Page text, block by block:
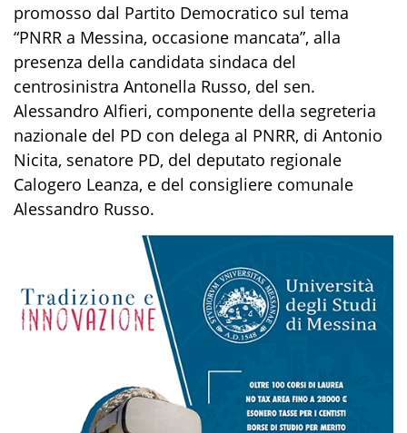
promosso dal Partito Democratico sul tema
“PNRR a Messina, occasione mancata”, alla
presenza della candidata sindaca del
centrosinistra Antonella Russo, del sen.
Alessandro Alfieri, componente della segreteria
nazionale del PD con delega al PNRR, di Antonio
Nicita, senatore PD, del deputato regionale
Calogero Leanza, e del consigliere comunale
Alessandro Russo.